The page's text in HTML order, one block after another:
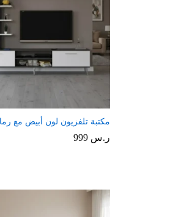
مكتبة تلفزيون لون أبيض مع
ر.س